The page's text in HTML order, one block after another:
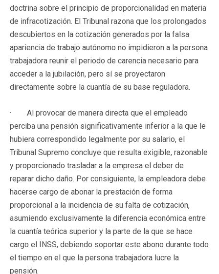
doctrina sobre el principio de proporcionalidad en materia
de infracotización. El Tribunal razona que los prolongados
descubiertos en la cotización generados por la falsa
apariencia de trabajo autónomo no impidieron a la persona
trabajadora reunir el periodo de carencia necesario para
acceder a la jubilación, pero sí se proyectaron
directamente sobre la cuantía de su base reguladora.
· Al provocar de manera directa que el empleado
perciba una pensión significativamente inferior a la que le
hubiera correspondido legalmente por su salario, el
Tribunal Supremo concluye que resulta exigible, razonable
y proporcionado trasladar a la empresa el deber de
reparar dicho daño. Por consiguiente, la empleadora debe
hacerse cargo de abonar la prestación de forma
proporcional a la incidencia de su falta de cotización,
asumiendo exclusivamente la diferencia económica entre
la cuantía teórica superior y la parte de la que se hace
cargo el INSS, debiendo soportar este abono durante todo
el tiempo en el que la persona trabajadora lucre la
pensión.